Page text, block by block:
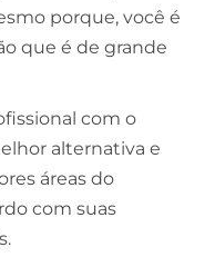
porque, você é
que é de grande
com o
alternativa e
áreas do
com suas